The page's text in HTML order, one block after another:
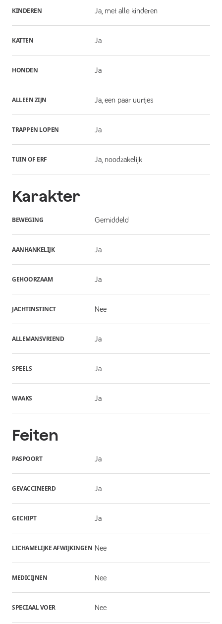
KINDEREN Ja, met alle kinderen
KATTEN Ja
HONDEN Ja
ALLEEN ZIJN Ja, een paar uurtjes
TRAPPEN LOPEN Ja
TUIN OF ERF Ja, noodzakelijk
Karakter
BEWEGING Gemiddeld
AANHANKELIJK Ja
GEHOORZAAM Ja
JACHTINSTINCT Nee
ALLEMANSVRIEND Ja
SPEELS Ja
WAAKS Ja
Feiten
PASPOORT Ja
GEVACCINEERD Ja
GECHIPT Ja
LICHAMELIJKE AFWIJKINGEN Nee
MEDICIJNEN Nee
SPECIAAL VOER Nee